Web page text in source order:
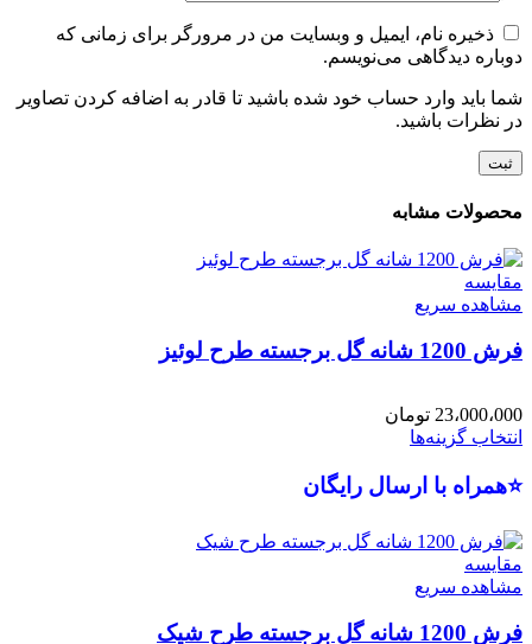
ذخیره نام، ایمیل و وبسایت من در مرورگر برای زمانی که
دوباره دیدگاهی می‌نویسم.
شما باید وارد حساب خود شده باشید تا قادر به اضافه کردن تصاویر
در نظرات باشید.
محصولات مشابه
مقایسه
مشاهده سریع
فرش 1200 شانه گل برجسته طرح لوئیز
23،000،000 تومان
انتخاب گزینه‌ها
⭐همراه با ارسال رایگان
مقایسه
مشاهده سریع
فرش 1200 شانه گل برجسته طرح شیک